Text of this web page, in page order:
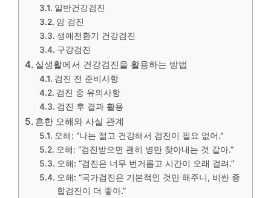
일반건강검진
암 검진
생애전환기 건강검진
구강검진
실생활에서 건강검진을 활용하는 방법
검진 전 준비사항
검진 중 유의사항
검진 후 결과 활용
흔한 오해와 사실 관계
오해: “나는 젊고 건강해서 검진이 필요 없어.”
오해: “검진받으면 괜히 병만 찾아내는 것 같아.”
오해: “검진은 너무 번거롭고 시간이 오래 걸려.”
오해: “국가검진은 기본적인 것만 해주니, 비싼 종
합검진이 더 좋아.”